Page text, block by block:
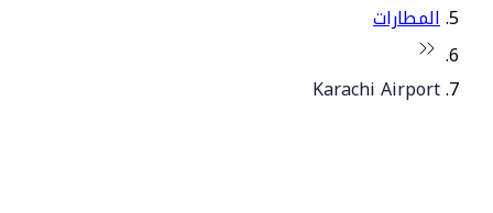
المطارات
Karachi Airport